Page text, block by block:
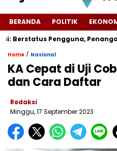
BERANDA POLITIK
Pengguna, Penanganan
Home / Nasional
KA Cepat di Uji
dan Cara Daftar
Redaksi
Minggu, 17 September 2023